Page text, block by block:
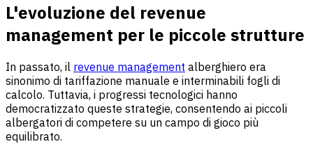
L'evoluzione del revenue
management per le piccole strutture
In passato, il revenue management alberghiero era
sinonimo di tariffazione manuale e interminabili fogli di
calcolo. Tuttavia, i progressi tecnologici hanno
democratizzato queste strategie, consentendo ai piccoli
albergatori di competere su un campo di gioco più
equilibrato.